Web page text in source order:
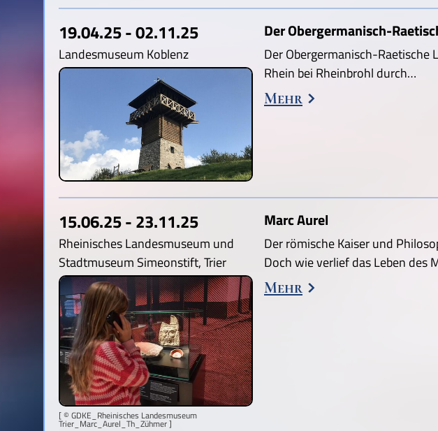
19.04.25 - 02.11.25
Landesmuseum Koblenz
Der Obergermanisch-
Der Obergermanisch-
Rhein bei Rheinbrohl durch…
Mehr
15.06.25 - 23.11.25
Rheinisches Landesmuseum und
Stadtmuseum Simeonstift, Trier
[ © GDKE_Rheinisches Landesmuseum
Trier_Marc_Aurel_Th_Zühmer ]
Marc Aurel
Der römische Kaiser und
Doch wie verlief das Leben des
Mehr